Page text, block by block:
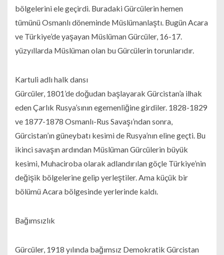
bölgelerini ele geçirdi. Buradaki Gürcülerin hemen
tümünü Osmanlı döneminde Müslümanlaştı. Bugün Acara
ve Türkiye’de yaşayan Müslüman Gürcüler, 16-17.
yüzyıllarda Müslüman olan bu Gürcülerin torunlarıdır.
Kartuli adlı halk dansı
Gürcüler, 1801’de doğudan başlayarak Gürcistan’a ilhak
eden Çarlık Rusya’sının egemenliğine girdiler. 1828-1829
ve 1877-1878 Osmanlı-Rus Savaşı’ndan sonra,
Gürcistan’ın güneybatı kesimi de Rusya’nın eline geçti. Bu
ikinci savaşın ardından Müslüman Gürcülerin büyük
kesimi, Muhaciroba olarak adlandırılan göçle Türkiye’nin
değişik bölgelerine gelip yerleştiler. Ama küçük bir
bölümü Acara bölgesinde yerlerinde kaldı.
Bağımsızlık
Gürcüler, 1918 yılında bağımsız Demokratik Gürcistan